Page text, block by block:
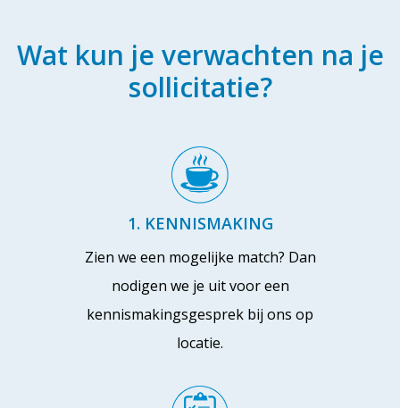
Wat kun je verwachten na je
sollicitatie?
1. KENNISMAKING
Zien we een mogelijke match? Dan
nodigen we je uit voor een
kennismakingsgesprek bij ons op
locatie.